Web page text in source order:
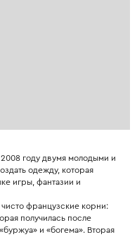
году двумя молодыми и
одежду, которая
игры, фантазии и
французские корни:
получилась после
и «богема». Вторая